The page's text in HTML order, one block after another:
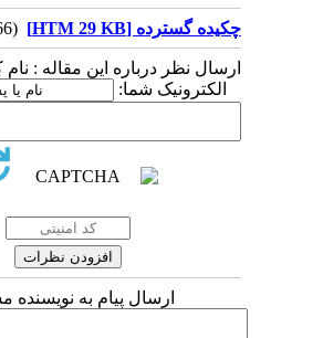
چکیده گسترده [HTM 29 KB] (66 دریافت)
ارسال نظر درباره این مقاله : نام
الکترونیک شما:
ارسال پیام به نویسنده